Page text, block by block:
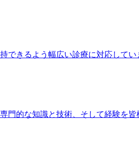
できるよう幅広い診療に対応して
門的な知識と技術、そして経験を